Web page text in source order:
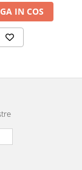
IN COS